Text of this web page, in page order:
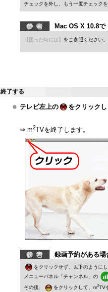
チェックを外し、もう一度チェック
Mac OS X 10.8で
【困った時には 】 をご参照ください。
終了する
● テレビ左上の をクリック
⇒ m2TVを終了します。
録画予約がある場
をクリックせず、以下のように
メニューパネル「チャンネル」の
その後、 をクリックして、m2TV